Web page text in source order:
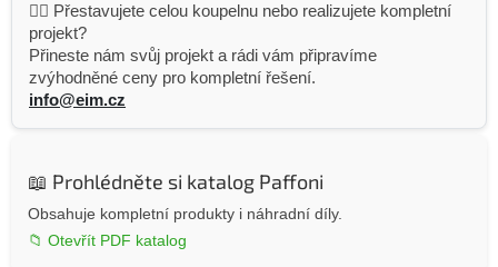
👷‍♂️ Přestavujete celou koupelnu nebo realizujete kompletní
projekt?
Přineste nám svůj projekt a rádi vám připravíme
zvýhodněné ceny pro kompletní řešení.
info@eim.cz
📖 Prohlédněte si katalog Paffoni
Obsahuje kompletní produkty i náhradní díly.
📁 Otevřít PDF katalog